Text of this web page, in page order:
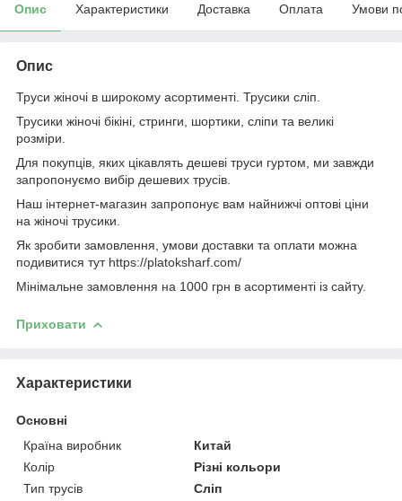
Опис Характеристики Доставка Оплата Умови
Опис
Труси жіночі в широкому асортименті. Трусики сліп.
Трусики жіночі бікіні, стринги, шортики, сліпи та великі
розміри.
Для покупців, яких цікавлять дешеві труси гуртом, ми завжди
запропонуємо вибір дешевих трусів.
Наш інтернет-магазин запропонує вам найнижчі оптові ціни
на жіночі трусики.
Як зробити замовлення, умови доставки та оплати можна
подивитися тут https://platoksharf.com/
Мінімальне замовлення на 1000 грн в асортименті із сайту.
Приховати
Характеристики
Основні
Країна виробник
Китай
Колір
Різні кольори
Тип трусів
Сліп